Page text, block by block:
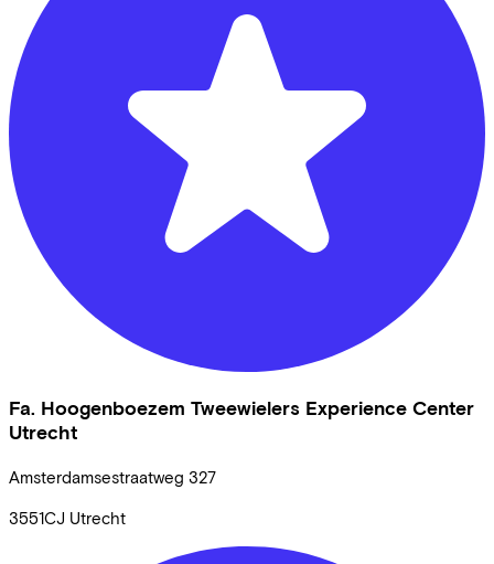
Fa. Hoogenboezem Tweewielers Experience Center
Utrecht
Amsterdamsestraatweg 327
3551CJ Utrecht